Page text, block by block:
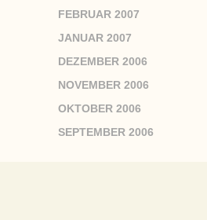
FEBRUAR 2007
JANUAR 2007
DEZEMBER 2006
NOVEMBER 2006
OKTOBER 2006
SEPTEMBER 2006